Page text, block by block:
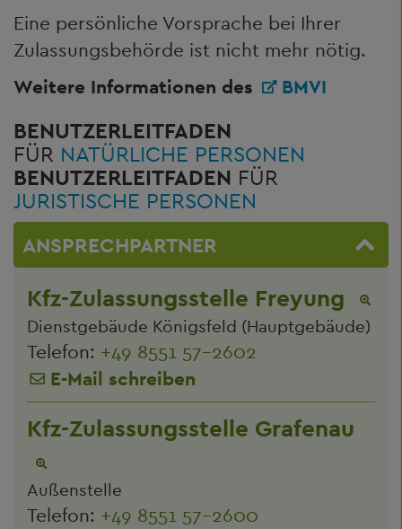
Eine persönliche Vorsprache bei Ihrer
Zulassungsbehörde ist nicht mehr nötig.
Weitere Informationen des
BMVI
BENUTZERLEITFADEN
FÜR NATÜRLICHE PERSONEN
BENUTZERLEITFADEN FÜR
JURISTISCHE PERSONEN
ANSPRECHPARTNER
Kfz-Zulassungsstelle Freyung
Dienstgebäude Königsfeld (Hauptgebäude)
Telefon: +49 8551 57-2602
E-Mail schreiben
Kfz-Zulassungsstelle Grafenau
Außenstelle
Telefon: +49 8551 57-2600